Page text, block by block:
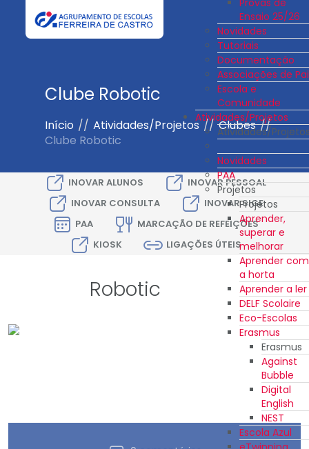
Ensaio 25/26
Novidades
Tutoriais
Documentação
Associações de
Escola e
Comunidade
Atividades/Projetos
Atividades/
Novidades
PAA
Projetos
Projetos
Aprender,
superar e
melhorar
Aprender com
a horta
Aprender a ler
DELF Scolaire
Eco-Escolas
Erasmus
Erasmus
Against
Bubble
Digital
English
NEST
Escola Azul
Clube Robotic
Início // Atividades/Projetos //Clubes //
Clube Robotic
INOVAR ALUNOS
INOVAR PESSOAL
INOVAR CONSULTA
INOVAR SIGE
PAA
MARCAÇÃO DE REFEIÇÕES
KIOSK
LIGAÇÕES ÚTEIS
Robotic